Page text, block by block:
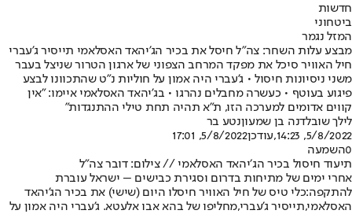
חדשות
ביטחוני
המזל נגמר
מבצע עלות השחר: צה"ל חיסל את בכיר הג'יהאד האסלאמי תייסיר ג'עברי
חיל האוויר סיכל את מפקד המרחב הצפוני של ארגון הטרור שניצל בעבר
משני ניסיונות חיסול • ג'עברי היה אמון על חוליות נ"ט שהתכוונו לבצע
פיגוע בעוטף • כעשרה מחבלים נהרגו • בג'יהאד האסלאמי איימו: "אין
קווים אדומים למערכה הזו, ת"א תהיה תחת טילי ההתנגדות"
לילך שובלדנה בן שמעוןנטע בר
5/8/2022, 14:23
,עודכן5/8/2022, 17:01
0השמעה
תיעוד חיסול בכיר הג׳יהאד האסלאמי // צילום: דובר צה"ל
אחרי ימים של מתיחות בדרום וסגירת כבישים – ישראל עוברת
להתקפה:כלי טיס של חיל האוויר חיסלו היום (שישי) את בכיר הג'יהאד
האסלאמי,תייסיר ג'עברי,מחליפו של בהא אבו אלעטא. ג'עברי היה אמון על